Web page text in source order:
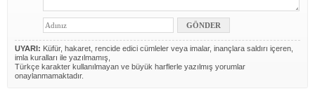
UYARI: Küfür, hakaret, rencide edici cümleler veya imalar, inançlara saldırı içeren,
imla kuralları ile yazılmamış,
Türkçe karakter kullanılmayan ve büyük harflerle yazılmış yorumlar
onaylanmamaktadır.